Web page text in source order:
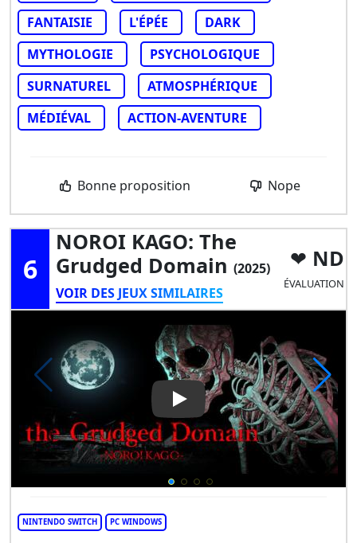
FANTAISIE
L'ÉPÉE
DARK
MYTHOLOGIE
PSYCHOLOGIQUE
SURNATUREL
ATMOSPHÉRIQUE
MÉDIÉVAL
ACTION-AVENTURE
Bonne proposition Nope
6
NOROI KAGO: The
Grudged Domain (2025)
VOIR DES JEUX SIMILAIRES
ND
ÉVALUATION
Play Video: NOROI KAGO:
NINTENDO SWITCH PC WINDOWS